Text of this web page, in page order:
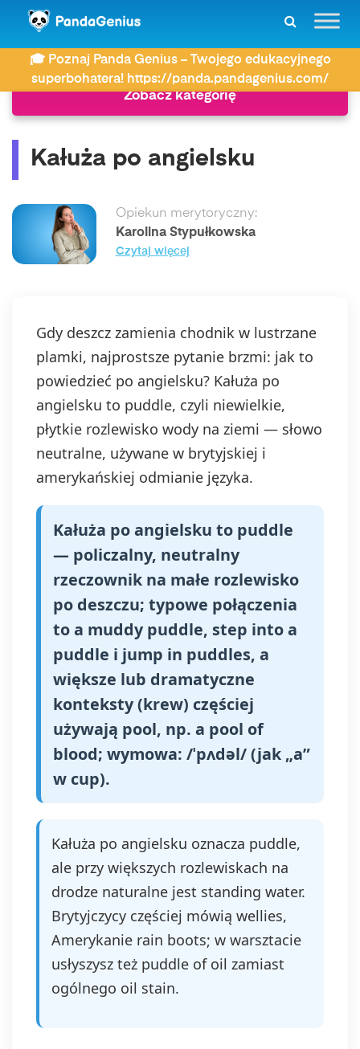
🎓 Poznaj Panda Genius – Twojego edukacyjnego
superbohatera! https://panda.pandagenius.com/
ZDAY Język angielski Kałuża po angielsku
Zobacz kategorię
Kałuża po angielsku
Opiekun merytoryczny:
Karolina Stypułkowska
Czytaj więcej
Gdy deszcz zamienia chodnik w lustrzane
plamki, najprostsze pytanie brzmi: jak to
powiedzieć po angielsku? Kałuża po
angielsku to puddle, czyli niewielkie,
płytkie rozlewisko wody na ziemi — słowo
neutralne, używane w brytyjskiej i
amerykańskiej odmianie języka.
Kałuża po angielsku to puddle
— policzalny, neutralny
rzeczownik na małe rozlewisko
po deszczu; typowe połączenia
to a muddy puddle, step into a
puddle i jump in puddles, a
większe lub dramatyczne
konteksty (krew) częściej
używają pool, np. a pool of
blood; wymowa: /ˈpʌdəl/ (jak „a”
w cup).
Kałuża po angielsku oznacza puddle,
ale przy większych rozlewiskach na
drodze naturalne jest standing water.
Brytyjczycy częściej mówią wellies,
Amerykanie rain boots; w warsztacie
usłyszysz też puddle of oil zamiast
ogólnego oil stain.